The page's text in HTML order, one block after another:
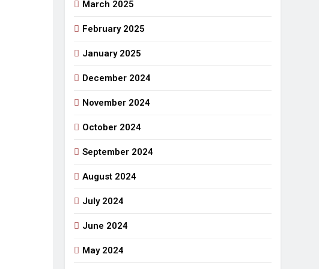
March 2025
February 2025
January 2025
December 2024
November 2024
October 2024
September 2024
August 2024
July 2024
June 2024
May 2024